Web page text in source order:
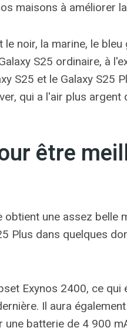
maisons à améliorer
noir, la marine, le bleu
S25 ordinaire, à
S25 et le Galaxy S25
qui a l'air plus argent
être
une assez belle
Plus dans quelques
Exynos 2400, ce qui
Il aura
batterie de 4 900